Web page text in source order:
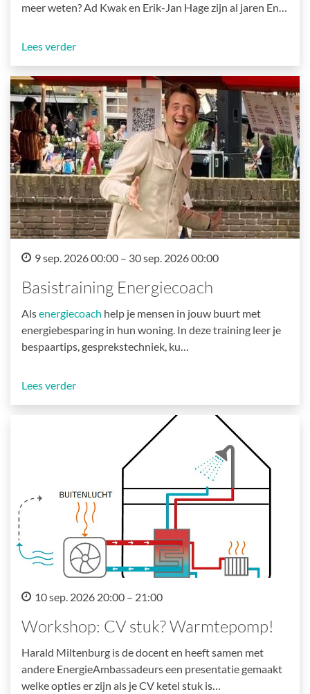
meer weten? Ad Kwak en Erik-Jan Hage zijn al jaren En…
Lees verder
9 sep. 2026 00:00 – 30 sep. 2026 00:00
Basistraining Energiecoach
Alsenergiecoach help je mensen in jouw buurt met
energiebesparing in hun woning. In deze training leer je
bespaartips, gesprekstechniek, ku…
Lees verder
10 sep. 2026 20:00 – 21:00
Workshop: CV stuk? Warmtepomp!
Harald Miltenburg is de docent en heeft samen met
andere EnergieAmbassadeurs een presentatie gemaakt
welke opties er zijn als je CV ketel stuk is…